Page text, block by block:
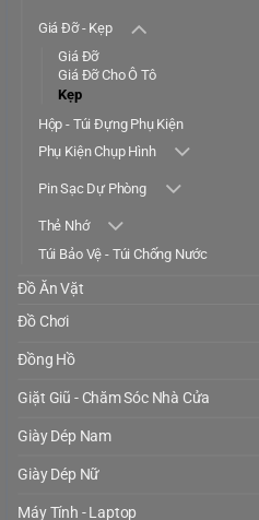
Giá Đỡ - Kẹp
Giá Đỡ
Giá Đỡ Cho Ô Tô
Kẹp
Hộp - Túi Đựng Phụ Kiện
Phụ Kiện Chụp Hình
Pin Sạc Dự Phòng
Thẻ Nhớ
Túi Bảo Vệ - Túi Chống Nước
Đồ Ăn Vặt
Đồ Chơi
Đồng Hồ
Giặt Giũ - Chăm Sóc Nhà Cửa
Giày Dép Nam
Giày Dép Nữ
Máy Tính - Laptop